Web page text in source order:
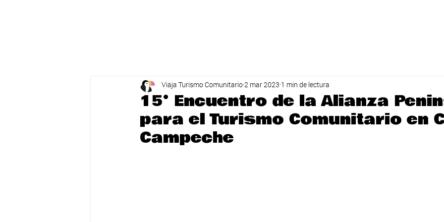
15° Encuentro de la Alianza
para el Turismo Comunitario en
Campeche
Viaja Turismo Comunitario2 mar 2023 1 min de lectura